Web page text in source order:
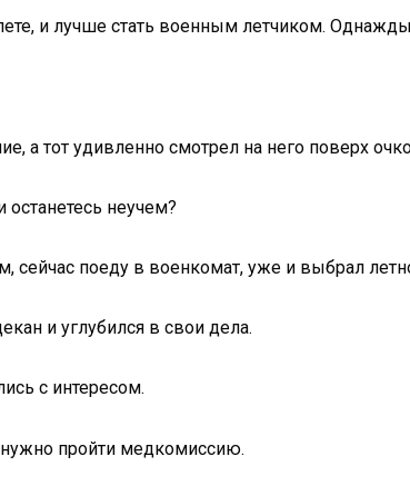
и лучше стать военным летчиком.
а тот удивленно смотрел на него поверх
неучем?
сейчас поеду в военкомат, уже и выбрал
и углубился в свои дела.
с интересом.
пройти медкомиссию.